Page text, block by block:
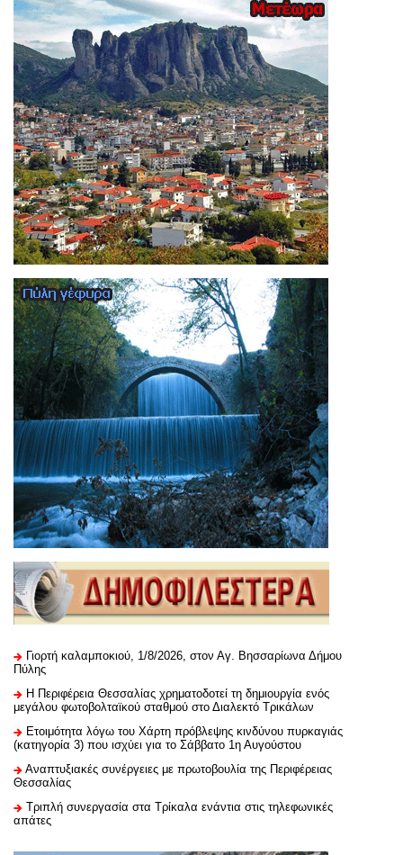
Γιορτή καλαμποκιού, 1/8/2026, στον Αγ. Βησσαρίωνα Δήμου
Πύλης
H Περιφέρεια Θεσσαλίας χρηματοδοτεί τη δημιουργία ενός
μεγάλου φωτοβολταϊκού σταθμού στο Διαλεκτό Τρικάλων
Ετοιμότητα λόγω του Χάρτη πρόβλεψης κινδύνου πυρκαγιάς
(κατηγορία 3) που ισχύει για το Σάββατο 1η Αυγούστου
Αναπτυξιακές συνέργειες με πρωτοβουλία της Περιφέρειας
Θεσσαλίας
Τριπλή συνεργασία στα Τρίκαλα ενάντια στις τηλεφωνικές
απάτες